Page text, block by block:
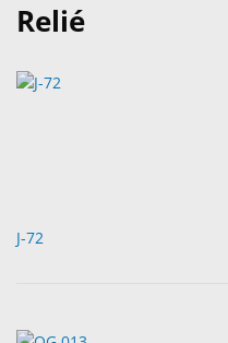
Relié
J-72